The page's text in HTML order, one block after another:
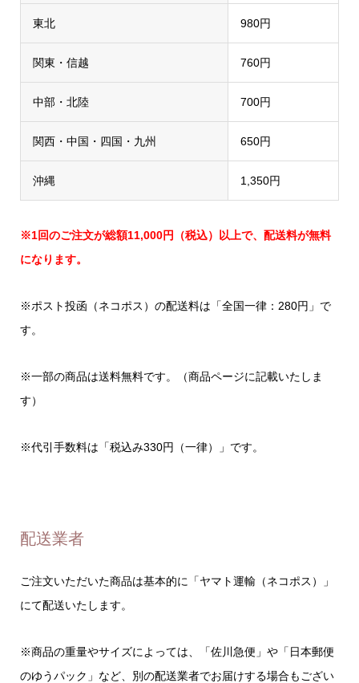
東北 980円
関東・信越 760円
中部・北陸 700円
関西・中国・四国・九州 650円
沖縄 1,350円
※1回のご注文が総額11,000円（税込）以上で、配送料が無料
になります。
※ポスト投函（ネコポス）の配送料は「全国一律：280円」で
す。
※一部の商品は送料無料です。（商品ページに記載いたしま
す）
※代引手数料は「税込み330円（一律）」です。
配送業者
ご注文いただいた商品は基本的に「ヤマト運輸（ネコポス）」
にて配送いたします。
※商品の重量やサイズによっては、「佐川急便」や「日本郵便
のゆうパック」など、別の配送業者でお届けする場合もござい